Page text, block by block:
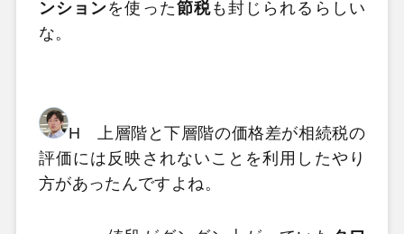
ンションを使った節税も封じられるらしい
な。
H 上層階と下層階の価格差が相続税の
評価には反映されないことを利用したやり
方があったんですよね。